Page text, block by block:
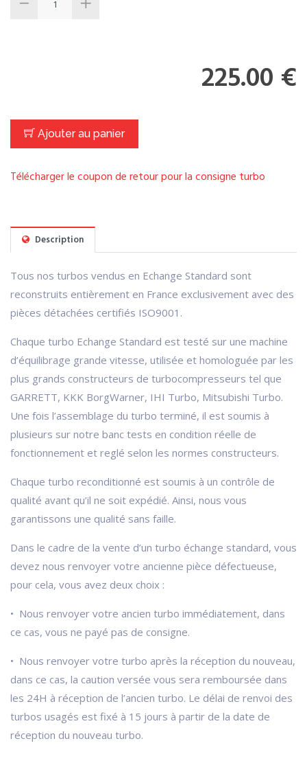
225.00 €
Ajouter au panier
Télécharger le coupon de retour pour la consigne turbo
Description
Tous nos turbos vendus en Echange Standard sont
reconstruits entièrement en France exclusivement avec des
pièces détachées certifiés ISO9001.
Chaque turbo Echange Standard est testé sur une machine
d’équilibrage grande vitesse, utilisée et homologuée par les
plus grands constructeurs de turbocompresseurs tel que
GARRETT, KKK BorgWarner, IHI Turbo, Mitsubishi Turbo.
Une fois l’assemblage du turbo terminé, il est soumis à
plusieurs sur notre banc tests en condition réelle de
fonctionnement et reglé selon les normes constructeurs.
Chaque turbo reconditionné est soumis à un contrôle de
qualité avant qu’il ne soit expédié. Ainsi, nous vous
garantissons une qualité sans faille.
Dans le cadre de la vente d’un turbo échange standard, vous
devez nous renvoyer votre ancienne pièce défectueuse,
pour cela, vous avez deux choix :
• Nous renvoyer votre ancien turbo immédiatement, dans
ce cas, vous ne payé pas de consigne.
• Nous renvoyer votre turbo après la réception du nouveau,
dans ce cas, la caution versée vous sera remboursée dans
les 24H à réception de l’ancien turbo. Le délai de renvoi des
turbos usagés est fixé à 15 jours à partir de la date de
réception du nouveau turbo.